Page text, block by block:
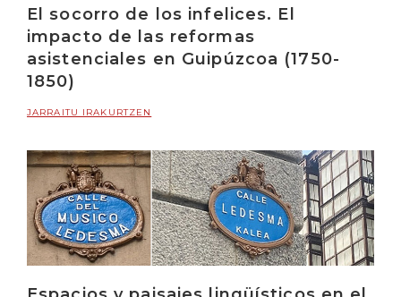
El socorro de los infelices. El
impacto de las reformas
asistenciales en Guipúzcoa (1750-
1850)
JARRAITU IRAKURTZEN